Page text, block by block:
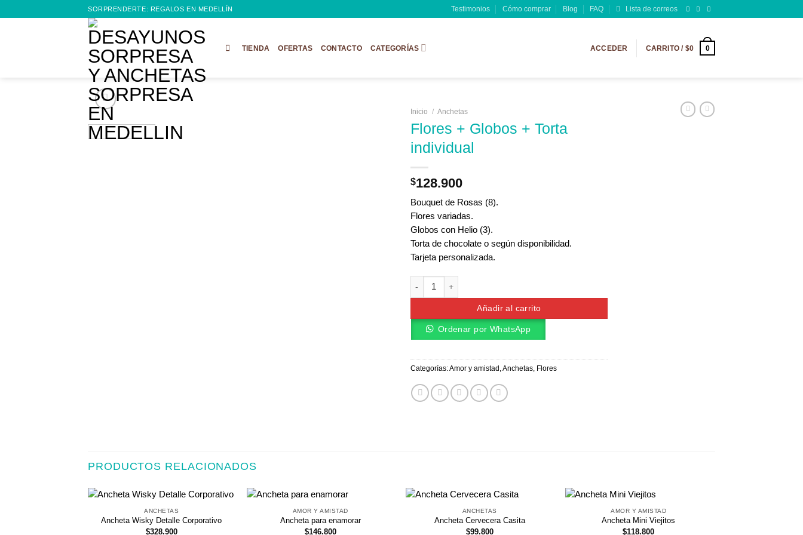
al
SORPRENDERTE: REGALOS EN MEDELLÍN Testimonios Cómo comprar Blog FAQ Lista de correos
TIENDA OFERTAS CONTACTO CATEGORÍAS ACCEDER CARRITO / $0 0
Inicio / Anchetas
Flores + Globos + Torta
individual
$128.900
Bouquet de Rosas (8).
Flores variadas.
Globos con Helio (3).
Torta de chocolate o según disponibilidad.
Tarjeta personalizada.
Flores + Globos + Torta individual cantidad
Añadir al carrito
Ordenar por WhatsApp
Categorías:Amor y amistad Anchetas Flores
PRODUCTOS RELACIONADOS
ANCHETAS
Ancheta Wisky Detalle Corporativo
$328.900
AMOR Y AMISTAD
Ancheta para enamorar
$146.800
ANCHETAS
Ancheta Cervecera Casita
$99.800
AMOR Y AMISTAD
Ancheta Mini Viejitos
$118.800